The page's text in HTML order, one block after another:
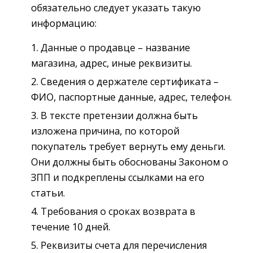
обязательно следует указать такую
информацию:
Данные о продавце – название
магазина, адрес, иные реквизиты.
Сведения о держателе сертификата –
ФИО, паспортные данные, адрес, телефон.
В тексте претензии должна быть
изложена причина, по которой
покупатель требует вернуть ему деньги.
Они должны быть обоснованы Законом о
ЗПП и подкреплены ссылками на его
статьи.
Требования о сроках возврата в
течение 10 дней.
Реквизиты счета для перечисления